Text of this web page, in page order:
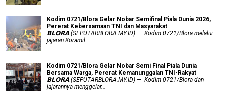
Kodim 0721/Blora Gelar Nobar Semifinal Piala Dunia 2026,
Pererat Kebersamaan TNI dan Masyarakat
𝗕𝗟𝗢𝗥𝗔 (SEPUTARBLORA.MY.ID) — Kodim 0721/Blora melalui
jajaran Koramil...
Kodim 0721/Blora Gelar Nobar Semi Final Piala Dunia
Bersama Warga, Pererat Kemanunggalan TNI-Rakyat
𝗕𝗟𝗢𝗥𝗔 (SEPUTARBLORA.MY.ID) — Kodim 0721/Blora dan
jajarannya menggelar...